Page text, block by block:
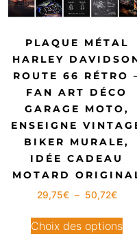
PLAQUE MÉTAL
HARLEY
ROUTE 66 RÉTRO
FAN ART DÉCO
GARAGE MOTO,
ENSEIGNE
BIKER MURALE,
IDÉE CADEAU
MOTARD
29,75€ – 50,72€
Choix des options